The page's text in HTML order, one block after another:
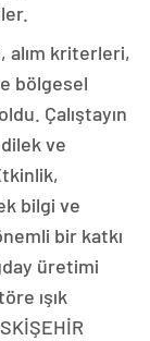
alım kriterleri,
bölgesel
Çalıştayın
ve
bilgi ve
bir katkı
üretimi
ışık